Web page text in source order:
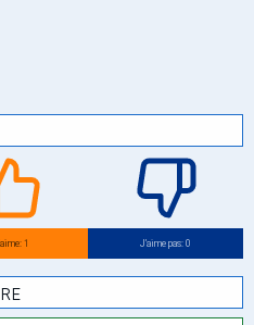
1 J’aime pas: 0